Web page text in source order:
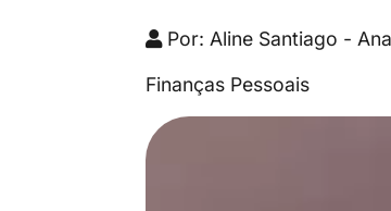
Por: Aline Santiago -
Finanças Pessoais